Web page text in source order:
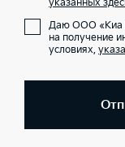
указанных
Даю ООО «Киа
на получение
условиях,